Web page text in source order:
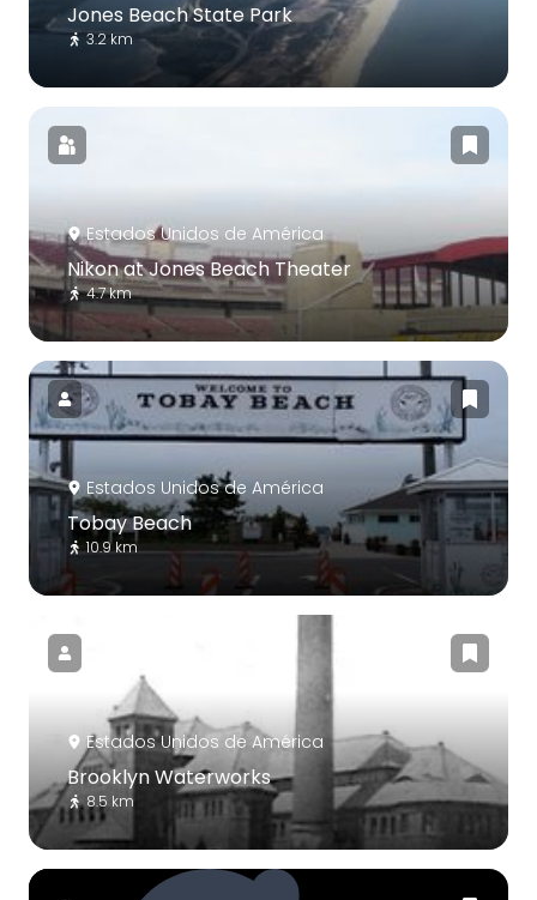
Jones Beach State Park
3.2 km
Estados Unidos de América
Nikon at Jones Beach Theater
4.7 km
Estados Unidos de América
Tobay Beach
10.9 km
Estados Unidos de América
Brooklyn Waterworks
8.5 km